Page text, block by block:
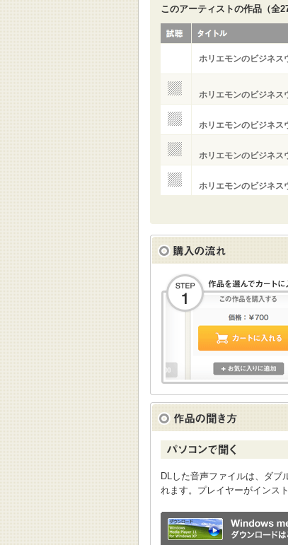
このアーティストの作品（全27
ホリエモンのビジネ
ホリエモンのビジネ
ホリエモンのビジネ
ホリエモンのビジネ
ホリエモンのビジネ
DLした音声ファイルは、ダブ
れます。プレイヤーがインス